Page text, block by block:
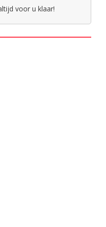
voor u klaar!